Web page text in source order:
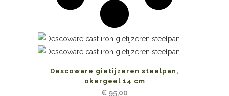
Descoware gietijzeren steelpan,
okergeel 14 cm
€ 95,00